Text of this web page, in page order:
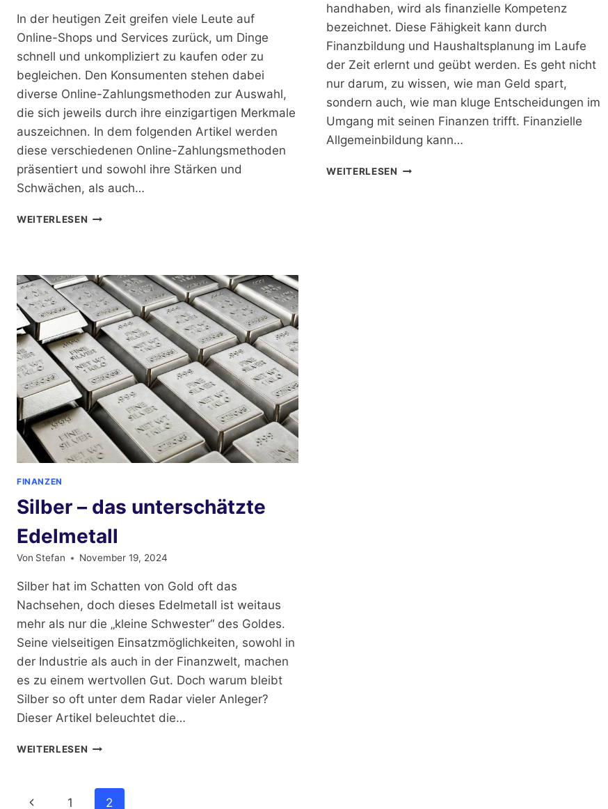
In der heutigen Zeit greifen viele Leute auf
Online-Shops und Services zurück, um Dinge
schnell und unkompliziert zu kaufen oder zu
begleichen. Den Konsumenten stehen dabei
diverse Online-Zahlungsmethoden zur Auswahl,
die sich jeweils durch ihre einzigartigen Merkmale
auszeichnen. In dem folgenden Artikel werden
diese verschiedenen Online-Zahlungsmethoden
präsentiert und sowohl ihre Stärken und
Schwächen, als auch…
WEITERLESEN ÜBERBLICK
ONLINE-
ZAHLUNGSARTEN
handhaben, wird als finanzielle Kompetenz
bezeichnet. Diese Fähigkeit kann durch
Finanzbildung und Haushaltsplanung im Laufe
der Zeit erlernt und geübt werden. Es geht nicht
nur darum, zu wissen, wie man Geld spart,
sondern auch, wie man kluge Entscheidungen im
Umgang mit seinen Finanzen trifft. Finanzielle
Allgemeinbildung kann…
WEITERLESEN FINANZIELLE
FINANZEN
Silber – das unterschätzte
Edelmetall
Von Stefan November 19, 2024
Silber hat im Schatten von Gold oft das
Nachsehen, doch dieses Edelmetall ist weitaus
mehr als nur die „kleine Schwester“ des Goldes.
Seine vielseitigen Einsatzmöglichkeiten, sowohl in
der Industrie als auch in der Finanzwelt, machen
es zu einem wertvollen Gut. Doch warum bleibt
Silber so oft unter dem Radar vieler Anleger?
Dieser Artikel beleuchtet die…
WEITERLESEN SILBER
UNTERSCHÄTZTE
EDELMETALL
Seitennavigation
Vorherige
1 2